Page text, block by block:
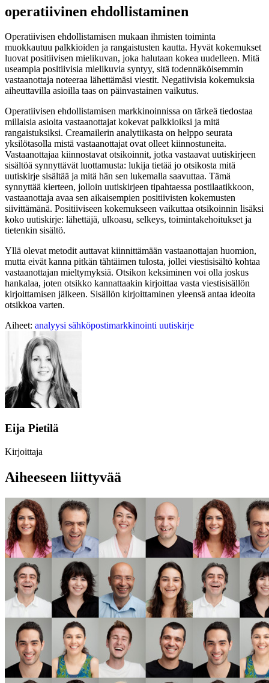
operatiivinen ehdollistaminen
Operatiivisen ehdollistamisen mukaan ihmisten toiminta
muokkautuu palkkioiden ja rangaistusten kautta. Hyvät kokemukset
luovat positiivisen mielikuvan, joka halutaan kokea uudelleen. Mitä
useampia positiivisia mielikuvia syntyy, sitä todennäköisemmin
vastaanottaja noteeraa lähettämäsi viestit. Negatiivisia kokemuksia
aiheuttavilla asioilla taas on päinvastainen vaikutus.
Operatiivisen ehdollistamisen markkinoinnissa on tärkeä tiedostaa
millaisia asioita vastaanottajat kokevat palkkioiksi ja mitä
rangaistuksiksi. Creamailerin analytiikasta on helppo seurata
yksilötasolla mistä vastaanottajat ovat olleet kiinnostuneita.
Vastaanottajaa kiinnostavat otsikoinnit, jotka vastaavat uutiskirjeen
sisältöä synnyttävät luottamusta: lukija tietää jo otsikosta mitä
uutiskirje sisältää ja mitä hän sen lukemalla saavuttaa. Tämä
synnyttää kierteen, jolloin uutiskirjeen tipahtaessa postilaatikkoon,
vastaanottaja avaa sen aikaisempien positiivisten kokemusten
siivittämänä. Positiiviseen kokemukseen vaikuttaa otsikoinnin lisäksi
koko uutiskirje: lähettäjä, ulkoasu, selkeys, toimintakehoitukset ja
tietenkin sisältö.
Yllä olevat metodit auttavat kiinnittämään vastaanottajan huomion,
mutta eivät kanna pitkän tähtäimen tulosta, jollei viestisisältö kohtaa
vastaanottajan mieltymyksiä. Otsikon keksiminen voi olla joskus
hankalaa, joten otsikko kannattaakin kirjoittaa vasta viestisisällön
kirjoittamisen jälkeen. Sisällön kirjoittaminen yleensä antaa ideoita
otsikkoa varten.
Aiheet: analyysi sähköpostimarkkinointi uutiskirje
Eija Pietilä
Kirjoittaja
Aiheeseen liittyvää